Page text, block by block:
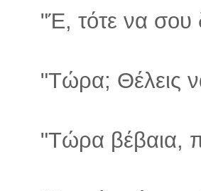
"Έ, τότε να σου
"Τώρα; Θέλεις
"Τώρα βέβαια,